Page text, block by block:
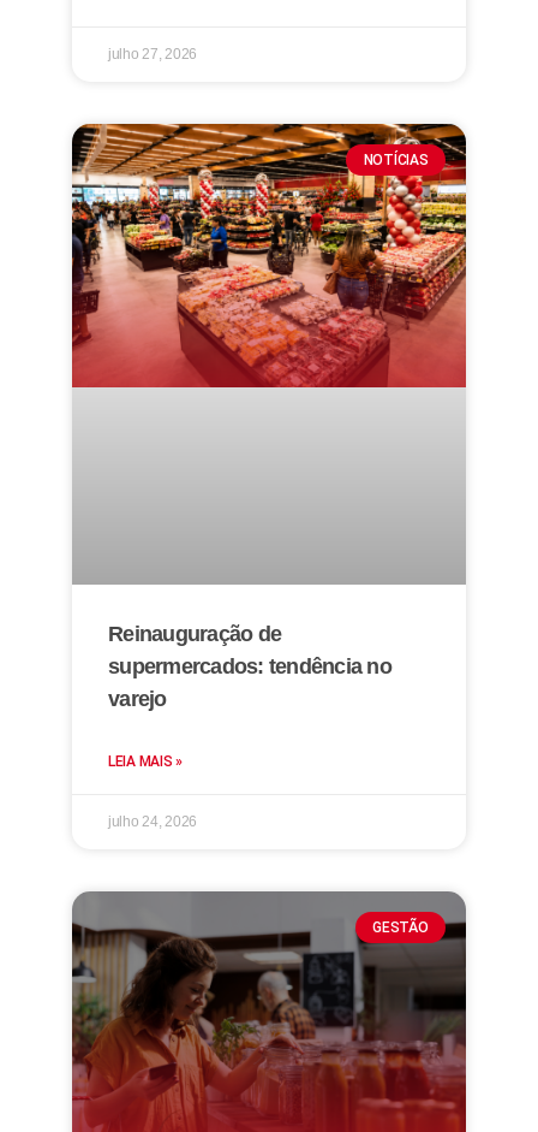
julho 27, 2026
NOTÍCIAS
Reinauguração de
supermercados: tendência no
varejo
LEIA MAIS »
julho 24, 2026
GESTÃO